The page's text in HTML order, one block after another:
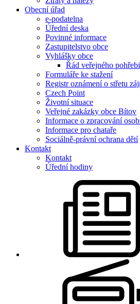
Obecní úřad
e-podatelna
Úřední deska
Povinné informace
Zastupitelstvo obce
Vyhlášky obce
Řád veřejného
Formuláře ke stažení
Registr oznámení o střetu
Czech Point
Životní situace
Veřejné zakázky obce Bítov
Informace o zpracování
Informace pro chataře
Sociálně-právní ochrana dětí
Kontakt
Kontakt
Úřední hodiny